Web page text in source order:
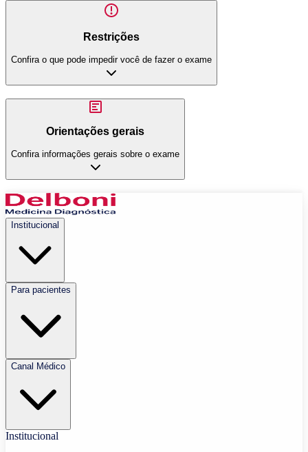
Restrições
Confira o que pode impedir você de fazer o exame
Orientações gerais
Confira informações gerais sobre o exame
Institucional
Para pacientes
Canal Médico
Institucional